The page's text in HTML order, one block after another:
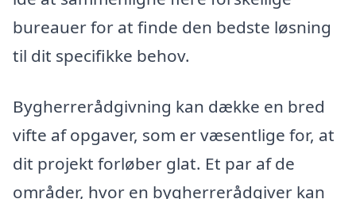
bureauer for at finde den bedste løsning
til dit specifikke behov.
Bygherrerådgivning kan dække en bred
vifte af opgaver, som er væsentlige for, at
dit projekt forløber glat. Et par af de
områder, hvor en bygherrerådgiver kan